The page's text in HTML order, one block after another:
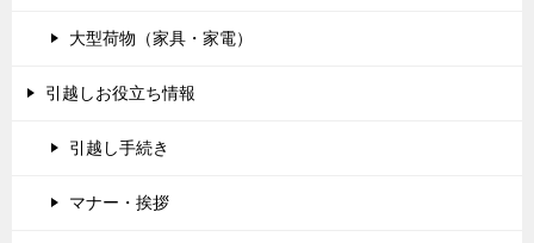
大型荷物（家具・家電）
引越しお役立ち情報
引越し手続き
マナー・挨拶